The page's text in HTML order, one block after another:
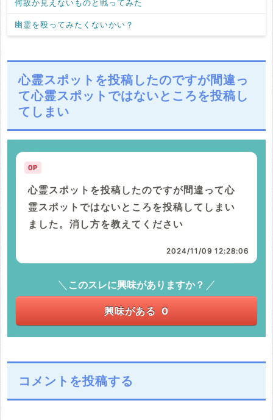
何故か見えないものと戦ってみた
幽霊を殴ってみたくないかい？
心霊スポットを投稿したのですが間違っ
て心霊スポットではないところを投稿し
てしまい
0P
心霊スポットを投稿したのですが間違って心
霊スポットではないところを投稿してしまい
ました。消し方を教えてください
2024/11/09 12:28:06
このスレに興味がありますか？
興味がある 0
コメントを投稿する